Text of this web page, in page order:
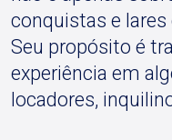
conquistas e
Seu propósito é
experiência em
locadores,